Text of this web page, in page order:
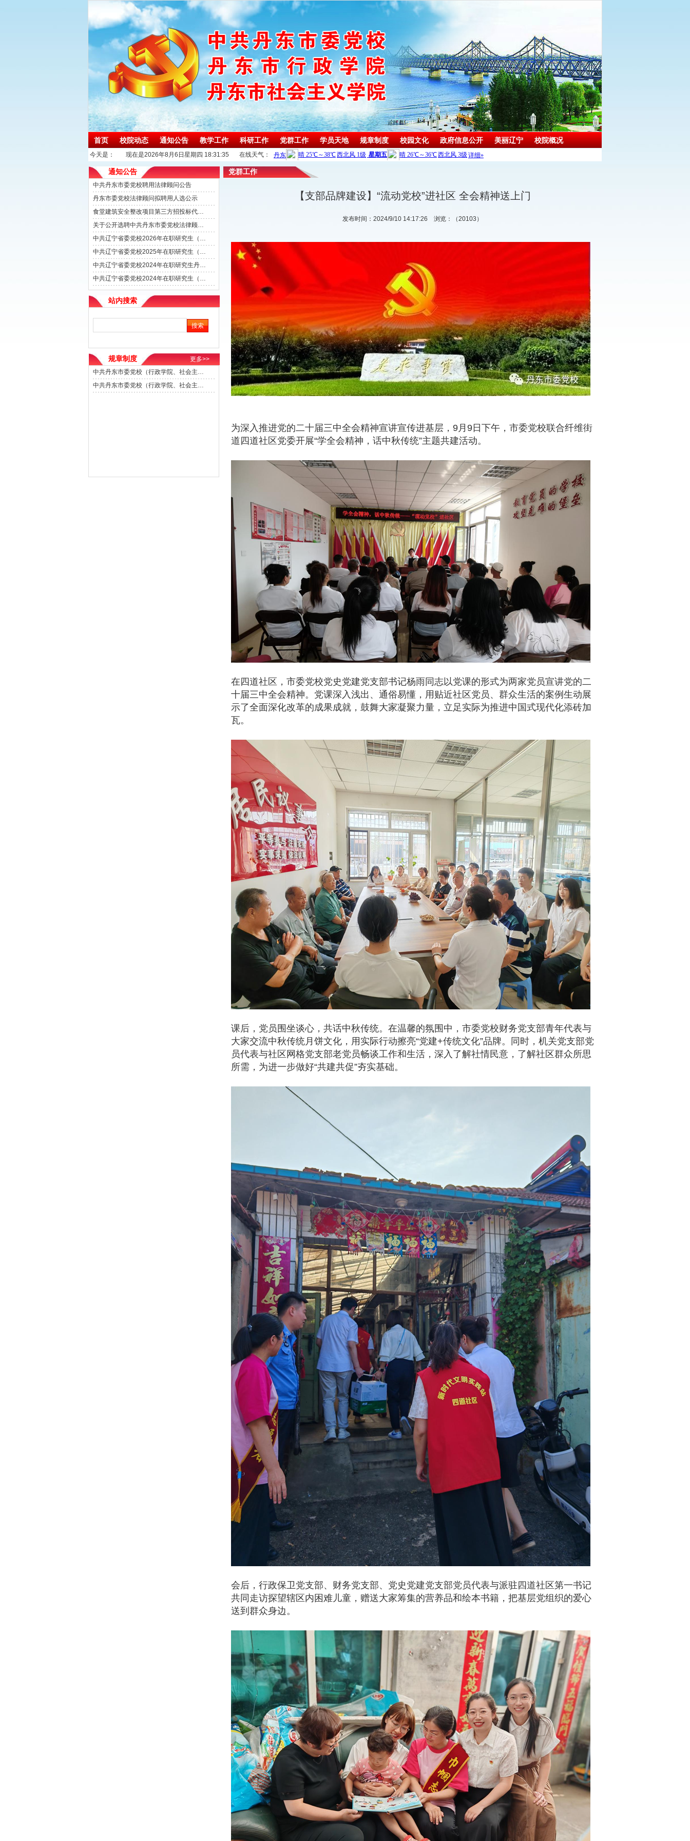
首页 校院动态 通知公告 教学工作 科研工作 党群工作 学员天地 规章制度 校园文化 政府信息公开
预算/决算
美丽辽宁 校院概况
今天是： 现在是2026年8月6日星期四 18:31:37 在线天气：
通知公告
中共丹东市委党校聘用法律顾问公告
丹东市委党校法律顾问拟聘用人选公示
食堂建筑安全整改项目第三方招投标代理机构选取公告
关于公开选聘中共丹东市委党校法律顾问的公告
中共辽宁省委党校2026年在职研究生（丹东学区）招生简章
中共辽宁省委党校2025年在职研究生（丹东学区）招生简章
中共辽宁省委党校2024年在职研究生丹东学区现场确认通知
中共辽宁省委党校2024年在职研究生（丹东学区）招生简章
站内搜索
规章制度
更多>>
中共丹东市委党校（行政学院、社会主义学院）在职教师受邀外出活动管理办法（试行）
中共丹东市委党校（行政学院、社会主义学院）信息宣传工作管理办法
党群工作
【支部品牌建设】“流动党校”进社区 全会精神送上门
发布时间：2024/9/10 14:17:26 浏览：（20103）
为深入推进党的二十届三中全会精神宣讲宣传进基层， 9月 9日下午，市委党校联合纤维街
道四道社区 党委开展“学全会精神，话中秋传统”主题共建活动。
在四道社区，市委党校党史党建党支部书记杨雨同志以党课的形式为两家党员宣讲党的二
十届三中全会精神。党课深入浅出、通俗易懂，用贴近社区党员、群众生活的案例生动展
示了全面深化改革的成果成就，鼓舞大家凝聚力量，立足实际为推进中国式现代化添砖加
瓦。
课后，党员围坐谈心，共话中秋传统。在温馨的氛围中，市委党校财务党支部青年代表与
大家交流中秋传统月饼文化， 用实际行动擦亮“党建+传统文化”品牌。同时，机关党支部党
员代表与社区网格党支部老党员畅谈工作和生活，深入了解社情民意，了解社区群众所思
所需，为进一步做好“共建共促”夯实基础。
会后，行政保卫党支部、财务党支部、党史党建党支部党员代表与派驻四道社区第一书记
共同走访探望辖区内困难儿童，赠送大家筹集的营养品和绘本书籍，把基层党组织的爱心
送到群众身边。